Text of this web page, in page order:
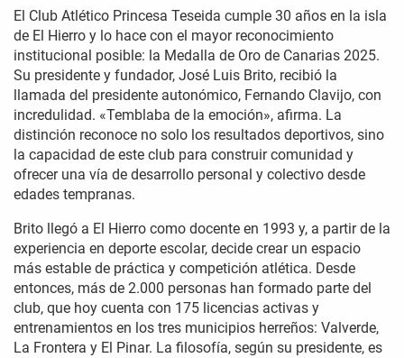
El Club Atlético Princesa Teseida cumple 30 años en la isla
de El Hierro y lo hace con el mayor reconocimiento
institucional posible: la Medalla de Oro de Canarias 2025.
Su presidente y fundador, José Luis Brito, recibió la
llamada del presidente autonómico, Fernando Clavijo, con
incredulidad. «Temblaba de la emoción», afirma. La
distinción reconoce no solo los resultados deportivos, sino
la capacidad de este club para construir comunidad y
ofrecer una vía de desarrollo personal y colectivo desde
edades tempranas.
Brito llegó a El Hierro como docente en 1993 y, a partir de la
experiencia en deporte escolar, decide crear un espacio
más estable de práctica y competición atlética. Desde
entonces, más de 2.000 personas han formado parte del
club, que hoy cuenta con 175 licencias activas y
entrenamientos en los tres municipios herreños: Valverde,
La Frontera y El Pinar. La filosofía, según su presidente, es